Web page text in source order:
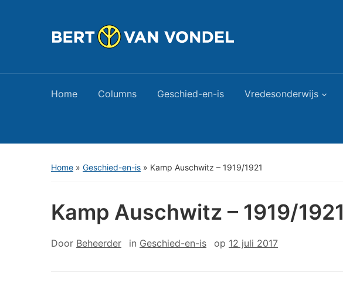
Home Columns Geschied-en-is Vredesonderwijs
Home » Geschied-en-is » Kamp Auschwitz – 1919/1921
Kamp Auschwitz – 1919/1921
Door Beheerder in Geschied-en-is op 12 juli 2017